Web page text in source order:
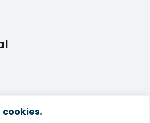
cookies.